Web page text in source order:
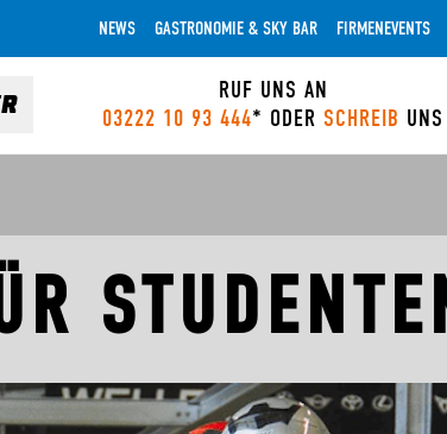
NEWS GASTRONOMIE & SKY BAR FIRMENEVENTS
RUF UNS AN
03222 10 93 444* ODER SCHREIB UNS